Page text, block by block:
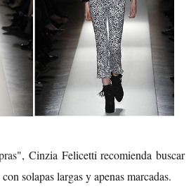
", Cinzia Felicetti recomienda buscar
solapas largas y apenas marcadas.